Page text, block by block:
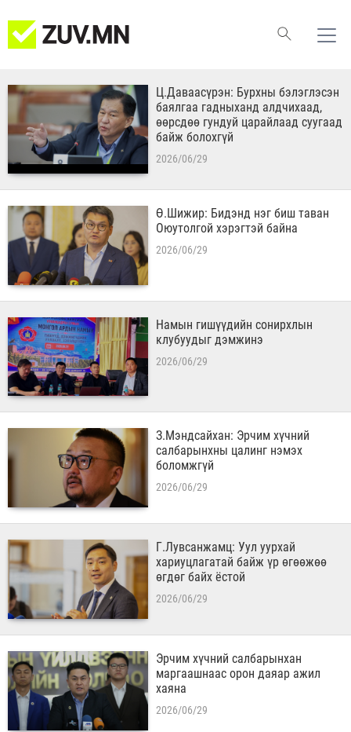
Ц.Даваасүрэн: Бурхны бэлэглэсэн
баялгаа гадныханд алдчихаад,
өөрсдөө гундуй царайлаад суугаад
байж болохгүй
2026/06/29
Ө.Шижир: Бидэнд нэг биш таван
Оюутолгой хэрэгтэй байна
2026/06/29
Намын гишүүдийн сонирхлын
клубуудыг дэмжинэ
2026/06/29
​З.Мэндсайхан: Эрчим хүчний
салбарынхны цалинг нэмэх
боломжгүй
2026/06/29
​Г.Лувсанжамц: Уул уурхай
хариуцлагатай байж үр өгөөжөө
өгдөг байх ёстой
2026/06/29
Эрчим хүчний салбарынхан
маргаашнаас орон даяар ажил
хаяна
2026/06/29